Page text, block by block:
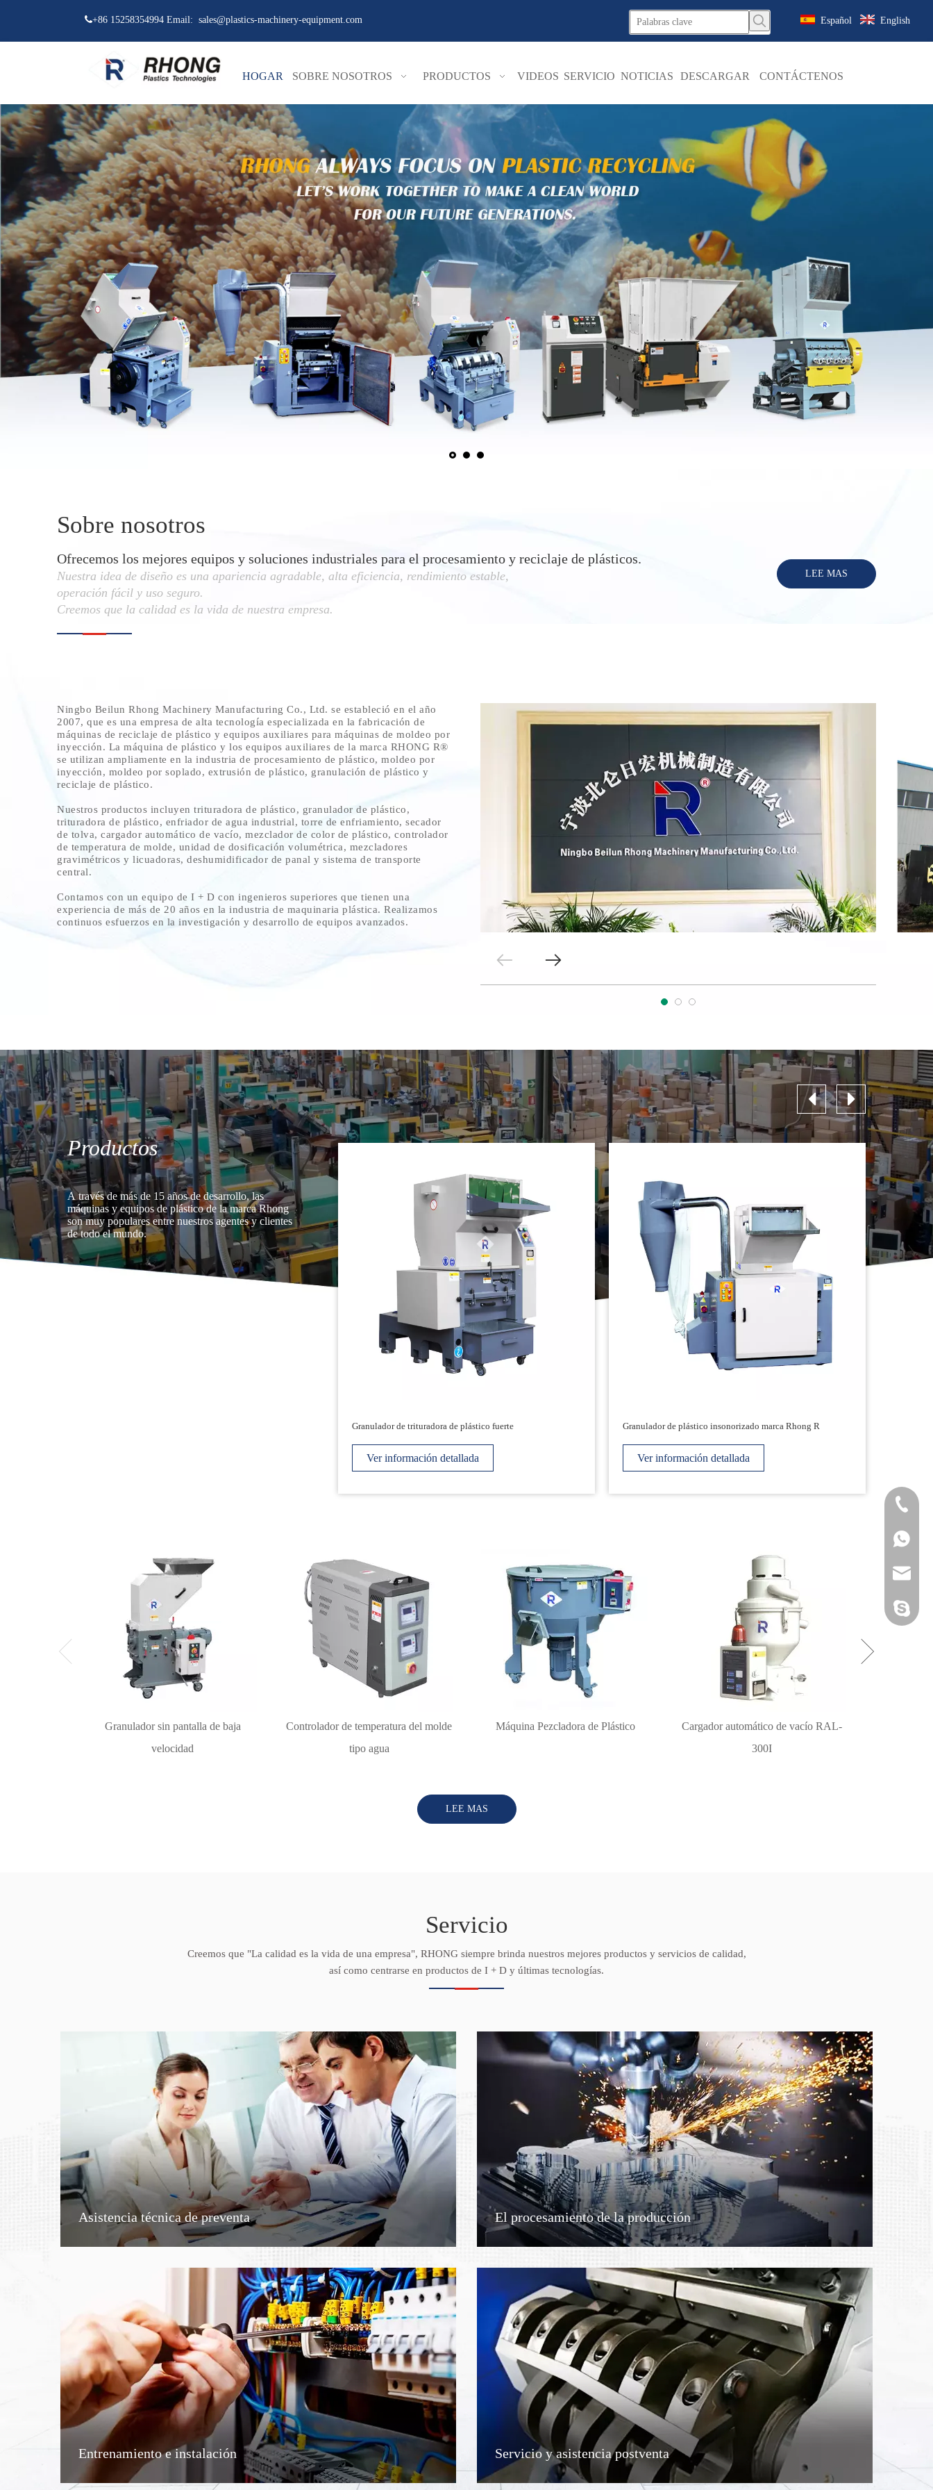
+86 15258354994 Email: sales@plastics-machinery-equipment.com Español English
HOGAR SOBRE NOSOTROS PRODUCTOS VIDEOS SERVICIO NOTICIAS DESCARGAR CONTÁCTENOS
Sobre nosotros
Ofrecemos los mejores equipos y soluciones industriales para el procesamiento y reciclaje de plásticos.
Nuestra idea de diseño es una apariencia agradable, alta eficiencia, rendimiento estable,
operación fácil y uso seguro.
Creemos que la calidad es la vida de nuestra empresa.
LEE MAS
Ningbo Beilun Rhong Machinery Manufacturing Co., Ltd. se estableció en el año
2007, que es una empresa de alta tecnología especializada en la fabricación de
máquinas de reciclaje de plástico y equipos auxiliares para máquinas de moldeo por
inyección. La máquina de plástico y los equipos auxiliares de la marca RHONG R®
se utilizan ampliamente en la industria de procesamiento de plástico, moldeo por
inyección, moldeo por soplado, extrusión de plástico, granulación de plástico y
reciclaje de plástico.
Nuestros productos incluyen trituradora de plástico, granulador de plástico,
trituradora de plástico, enfriador de agua industrial, torre de enfriamiento, secador
de tolva, cargador automático de vacío, mezclador de color de plástico, controlador
de temperatura de molde, unidad de dosificación volumétrica, mezcladores
gravimétricos y licuadoras, deshumidificador de panal y sistema de transporte
central.
Contamos con un equipo de I + D con ingenieros superiores que tienen una
experiencia de más de 20 años en la industria de maquinaria plástica. Realizamos
continuos esfuerzos en la investigación y desarrollo de equipos avanzados.
Productos
A través de más de 15 años de desarrollo, las
máquinas y equipos de plástico de la marca Rhong
son muy populares entre nuestros agentes y clientes
de todo el mundo.
Granulador de trituradora de plástico fuerte
Ver información detallada
Granulador de plástico insonorizado marca Rhong R
Ver información detallada
Granulador sin pantalla de baja
velocidad
Controlador de temperatura del molde
tipo agua
Máquina Pezcladora de Plástico
Cargador automático de vacío RAL-
300I
LEE MAS
Servicio
Creemos que "La calidad es la vida de una empresa", RHONG siempre brinda nuestros mejores productos y servicios de calidad,
así como centrarse en productos de I + D y últimas tecnologías.
Asistencia técnica de preventa El procesamiento de la producción
Entrenamiento e instalación Servicio y asistencia postventa
+ 86-
+ 86-